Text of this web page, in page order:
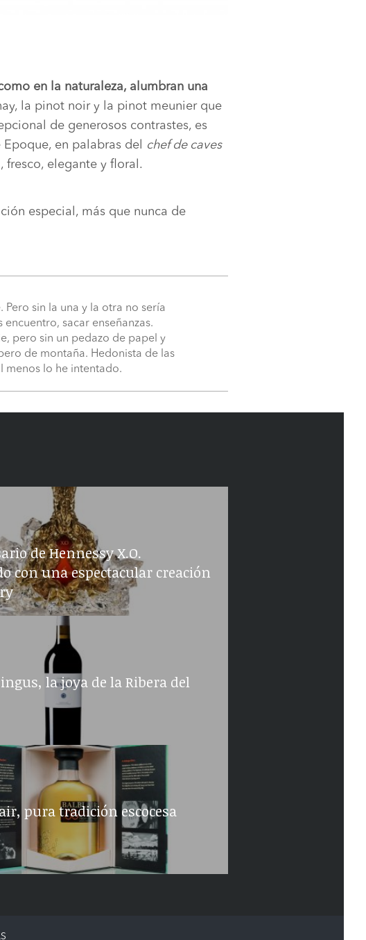
en la naturaleza, alumbran una
la pinot noir y la pinot meunier que
de generosos contrastes, es
en palabras del
chef de caves
elegante y floral.
especial, más que nunca de
sin la una y la otra no sería
sacar enseñanzas.
pero sin un pedazo de papel y
de montaña. Hedonista de las
menos lo he intentado.
de Hennessy X.O.
con una espectacular creación
la joya de la Ribera del
pura tradición escocesa